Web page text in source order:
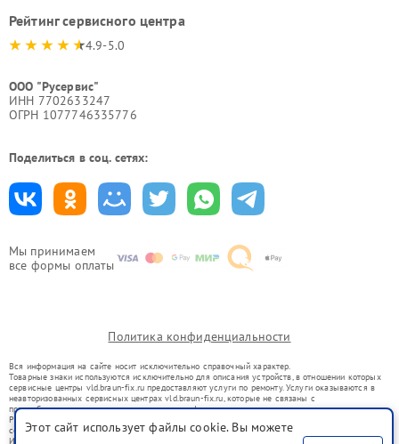
Мы принимаем
все формы оплаты
Рейтинг сервисного центра
4.9-5.0
ООО "Русервис"
ИНН 7702633247
ОГРН 1077746335776
Поделиться в соц. сетях:
Политика конфиденциальности
Вся информация на сайте носит исключительно справочный характер.
Товарные знаки используются исключительно для описания устройств, в отношении которых
сервисные центры vld.braun-fix.ru предоставляют услуги по ремонту. Услуги оказываются в
неавторизованных сервисных центрах vld.braun-fix.ru, которые не связаны с
правообладателями товарных знаков или их официальными представителями.
Ремонт осуществляется для устройств, уже введенных в гражданский оборот в соответствии
со статьей 1487 ГК РФ.
Использование товарных знаков не преследует цели индивидуализации услуг или введения
Этот сайт использует файлы cookie. Вы можете